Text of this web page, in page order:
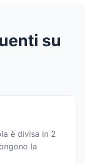
su
è divisa in 2
la